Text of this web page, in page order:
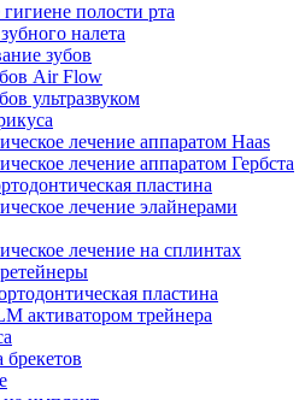
полости рта
налета
зубов
Air Flow
ультразвуком
лечение аппаратом Haas
лечение аппаратом Гербста
пластина
лечение элайнерами
лечение на сплинтах
пластина
активатором трейнера
брекетов